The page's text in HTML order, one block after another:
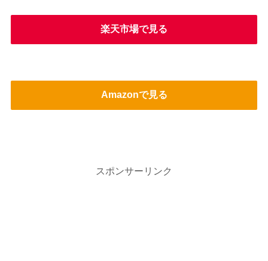
楽天市場で見る
Amazonで見る
スポンサーリンク